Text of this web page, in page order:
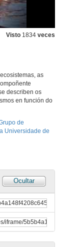
Visto 1834 veces
as
describen os
en función do
de
Universidade de
Ocultar
Ecología y evolución de polimorfismos florales
Caracterización de la reciprocidad en las plantas heterostilas
Causas e consecuencias das invasioóns biolóxicas: O caso do vinagrillo (Oxalis pes-caprae)